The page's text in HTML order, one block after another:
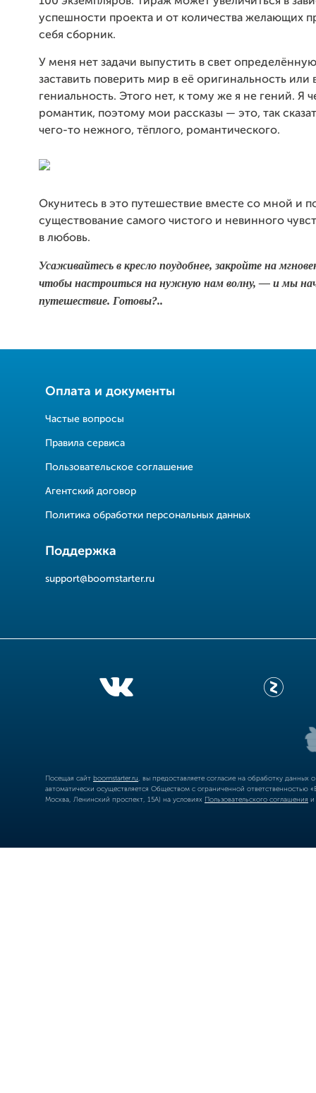
успешности проекта и от количества желающих
себя сборник.
У меня нет задачи выпустить в свет
заставить поверить мир в её оригинальность или
гениальность. Этого нет, к тому же я не гений. Я
романтик, поэтому мои рассказы — это, так
чего-то нежного, тёплого, романтического.
Окунитесь в это путешествие вместе со мной и
существование самого чистого и невинного
в любовь.
Усаживайтесь в кресло поудобнее, закройте на
чтобы настроиться на нужную нам волну, — и мы
путешествие. Готовы?..
Оплата и документы
Частые вопросы
Правила сервиса
Пользовательское соглашение
Агентский договор
Политика обработки персональных данных
Поддержка
support@boomstarter.ru
Посещая сайт boomstarter.ru , вы предоставляете согласие на обработку
автоматически осуществляется Обществом с ограниченной
Москва, Ленинский проспект, 15А) на условиях Пользовательского соглашения и